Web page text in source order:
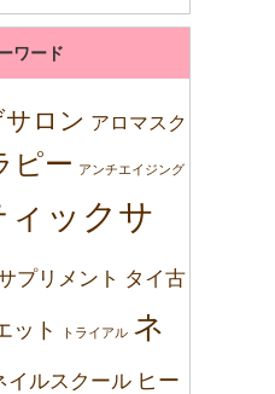
ワード
サロン アロマスク
ピー アンチエイジング
ックサ
プリメント タイ古
ット トライアル ネ
イルスクール ヒー